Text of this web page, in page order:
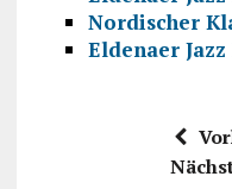
Nordischer
Eldenaer